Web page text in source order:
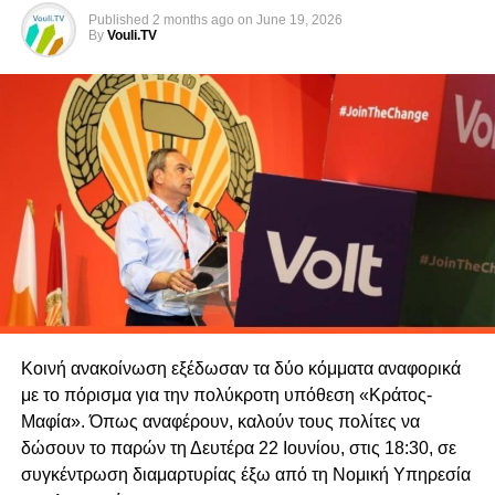
Πολίτες για την Κύπρο, Οδυσσέας Μιχαηλίδης, καθώς και
ο Πρόεδρος της Άμεσης Δημοκρατίας, Φειδίας
Παναγιώτου.
Στη συνεδρία συμμετέχουν επίσης ο Υπουργός
Εξωτερικών, Κωνσταντίνος Κόμπος, ο Κυβερνητικός
Εκπρόσωπος, Κωνσταντίνος Λετυμπιώτης, ο
Αναπληρωτής Κυβερνητικός Εκπρόσωπος, Γιάννης
Αντωνίου, ο διαπραγματευτής Μενέλαος Μενελάου, ο
Σύμβουλος Εθνικής Ασφάλειας και επικεφαλής της ΚΥΠ,
Τάσος Τζιωνής, ο Διευθυντής του Διπλωματικού Γραφείου
του Προέδρου της Δημοκρατίας, Δώρος Βενέζης, καθώς
και ο Διευθυντής του Γραφείου Τύπου του Προέδρου,
Published 2 months ago on June 19, 2026
By Vouli.TV
Κοινή ανακοίνωση εξέδωσαν τα δύο κόμματα αναφορικά
με το πόρισμα για την πολύκροτη υπόθεση «Κράτος-
Μαφία». Όπως αναφέρουν, καλούν τους πολίτες να
δώσουν το παρών τη Δευτέρα 22 Ιουνίου, στις 18:30, σε
συγκέντρωση διαμαρτυρίας έξω από τη Νομική Υπηρεσία